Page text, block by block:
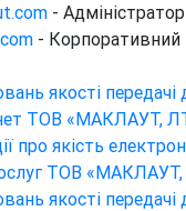
-
- Корпоративний
якості передачі
ТОВ «МАКЛАУТ,
про якість
ТОВ
якості передачі